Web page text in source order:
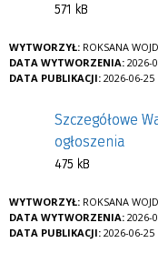
571 kB
WYTWORZYŁ: ROKSANA
DATA WYTWORZENIA: 2026-
DATA PUBLIKACJI: 2026-06-25
Szczegółowe
ogłoszenia
475 kB
WYTWORZYŁ: ROKSANA
DATA WYTWORZENIA: 2026-
DATA PUBLIKACJI: 2026-06-25